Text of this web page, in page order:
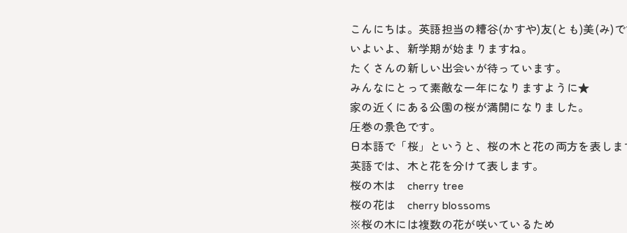
こんにちは。英語担当の糟谷(かすや)友(とも)美(み)
いよいよ、新学期が始まりますね。
たくさんの新しい出会いが待っています。
みんなにとって素敵な一年になりますように★
家の近くにある公園の桜が満開になりました。
圧巻の景色です。
日本語で「桜」というと、桜の木と花の両方を表し
英語では、木と花を分けて表します。
桜の木は cherry tree
桜の花は cherry blossoms
※桜の木には複数の花が咲いているため